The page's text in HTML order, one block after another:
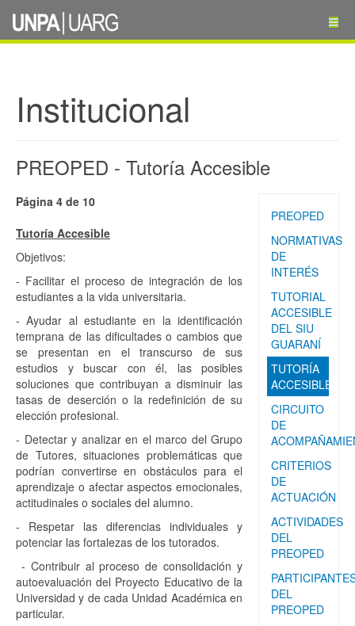
Institucional
PREOPED - Tutoría Accesible
PREOPED
NORMATIVAS
DE
INTERÉS
TUTORIAL
ACCESIBLE
DEL SIU
GUARANÍ
TUTORÍA
ACCESIBLE
CIRCUITO
DE
CRITERIOS
DE
ACTUACIÓN
ACTIVIDADES
DEL
PREOPED
DEL
PREOPED
Página 4 de 10
Tutoría Accesible
Objetivos:
- Facilitar el proceso de integración de los
estudiantes a la vida universitaria.
- Ayudar al estudiante en la identificación
temprana de las dificultades o cambios que
se presentan en el transcurso de sus
estudios y buscar con él, las posibles
soluciones que contribuyan a disminuir las
tasas de deserción o la redefinición de su
elección profesional.
- Detectar y analizar en el marco del Grupo
de Tutores, situaciones problemáticas que
podrían convertirse en obstáculos para el
aprendizaje o afectar aspectos emocionales,
actitudinales o sociales del alumno.
- Respetar las diferencias individuales y
potenciar las fortalezas de los tutorados.
- Contribuir al proceso de consolidación y
autoevaluación del Proyecto Educativo de la
Universidad y de cada Unidad Académica en
particular.